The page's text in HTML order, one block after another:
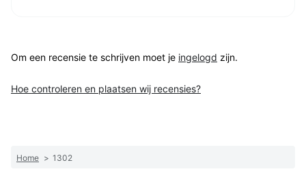
Om een recensie te schrijven moet je ingelogd zijn.
Hoe controleren en plaatsen wij recensies?
Home > 1302